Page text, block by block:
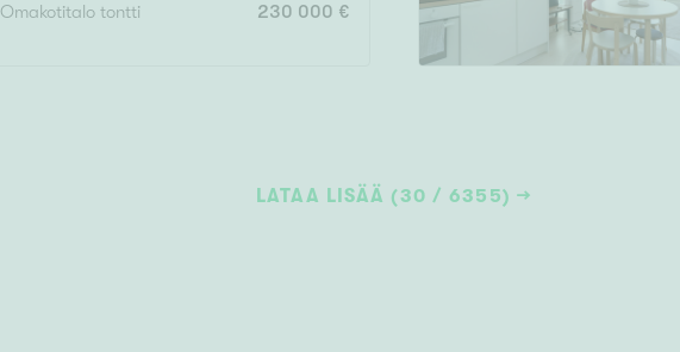
Omakotitalo tontti 230 000 €
LATAA LISÄÄ (30 / 6355)